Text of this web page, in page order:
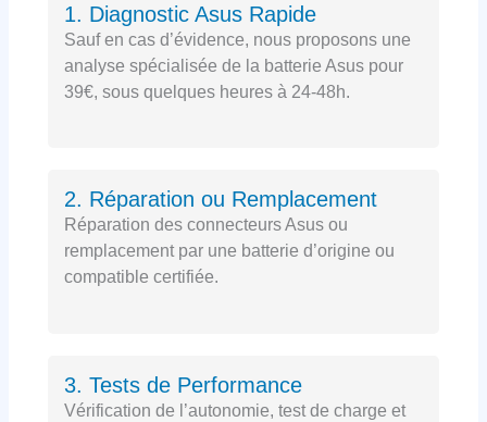
1. Diagnostic Asus Rapide
Sauf en cas d’évidence, nous proposons une
analyse spécialisée de la batterie Asus pour
39€, sous quelques heures à 24-48h.
2. Réparation ou Remplacement
Réparation des connecteurs Asus ou
remplacement par une batterie d’origine ou
compatible certifiée.
3. Tests de Performance
Vérification de l’autonomie, test de charge et